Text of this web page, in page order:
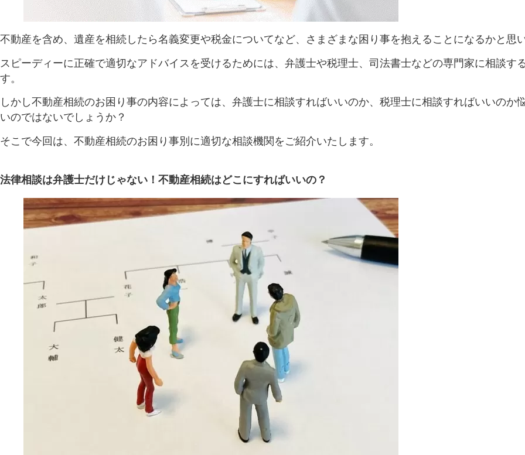
不動産を含め、遺産を相続したら名義変更や税金についてなど、さまざまな困り事を抱えることになるかと思い
スピーディーに正確で適切なアドバイスを受けるためには、弁護士や税理士、司法書士などの専門家に相談す
す。
しかし不動産相続のお困り事の内容によっては、弁護士に相談すればいいのか、税理士に相談すればいいのか
いのではないでしょうか？
そこで今回は、不動産相続のお困り事別に適切な相談機関をご紹介いたします。
法律相談は弁護士だけじゃない！不動産相続はどこにすればいいの？